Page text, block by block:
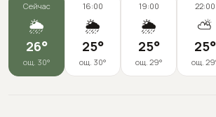
Сейчас
🌦️
26°
ощ. 30°
16:00
🌦️
25°
ощ. 30°
19:00
🌦️
25°
ощ. 29°
22:00
⛅
25°
ощ. 29